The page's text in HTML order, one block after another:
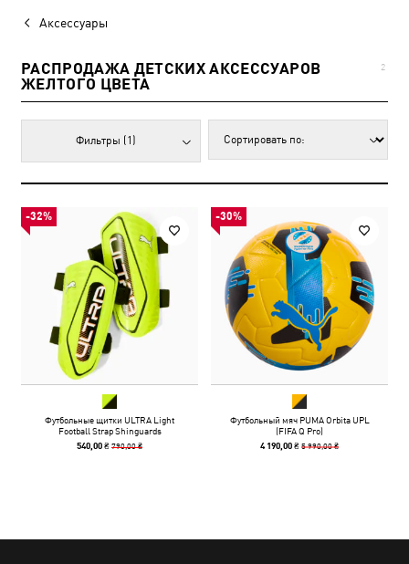
Аксессуары
РАСПРОДАЖА ДЕТСКИХ АКСЕССУАРОВ
ЖЕЛТОГО ЦВЕТА
2
Фильтры (1)
-32%
Футбольные щитки ULTRA Light
Football Strap Shinguards
540,00 ₴790,00 ₴
-30%
Футбольный мяч PUMA Orbita UPL
(FIFA Q Pro)
4 190,00 ₴5 990,00 ₴